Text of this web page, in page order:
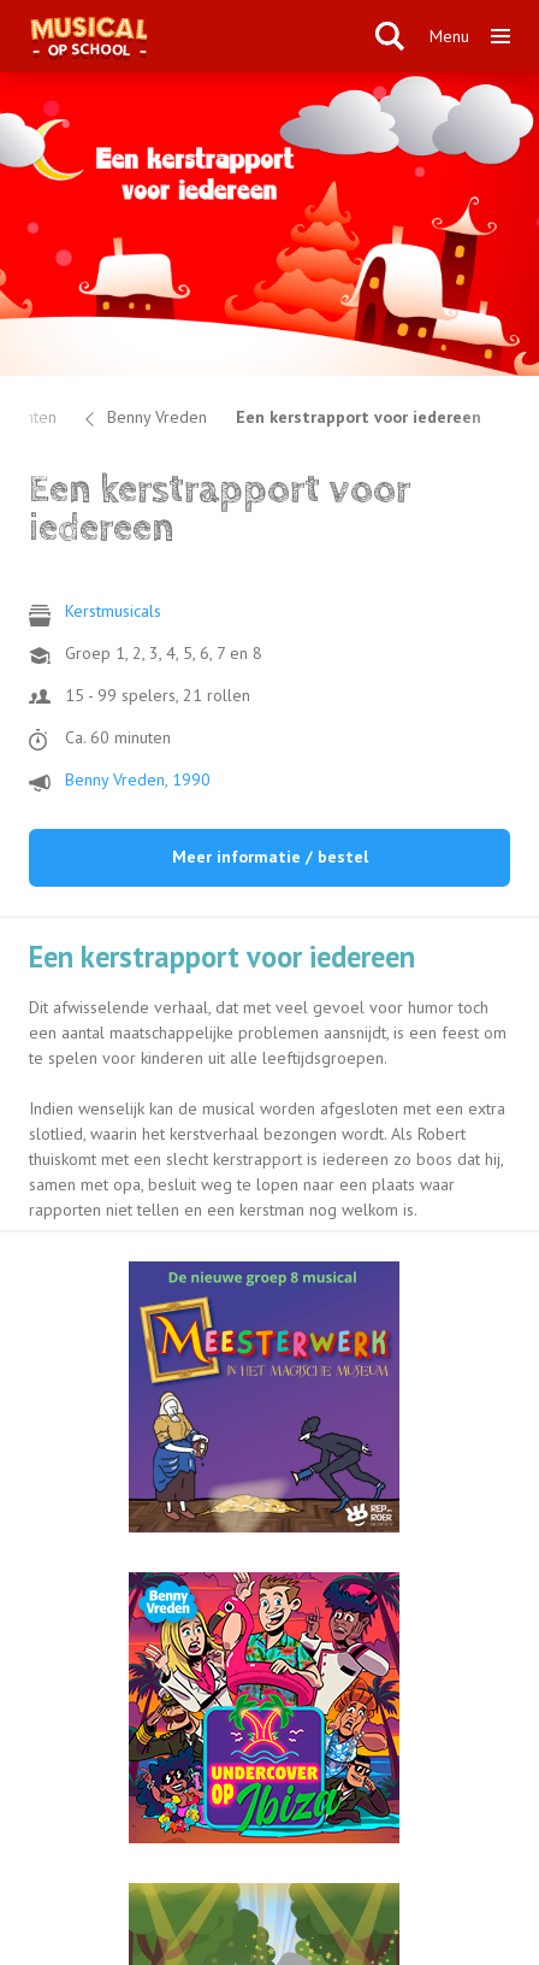
Menu
Benny Vreden Een kerstrapport voor iedereen
Een kerstrapport voor
iedereen
Kerstmusicals
Groep 1, 2, 3, 4, 5, 6, 7 en 8
15 - 99 spelers, 21 rollen
Ca. 60 minuten
Benny Vreden, 1990
Meer informatie / bestel
Een kerstrapport voor iedereen
Dit afwisselende verhaal, dat met veel gevoel voor humor toch
een aantal maatschappelijke problemen aansnijdt, is een feest om
te spelen voor kinderen uit alle leeftijdsgroepen.
Indien wenselijk kan de musical worden afgesloten met een extra
slotlied, waarin het kerstverhaal bezongen wordt. Als Robert
thuiskomt met een slecht kerstrapport is iedereen zo boos dat hij,
samen met opa, besluit weg te lopen naar een plaats waar
rapporten niet tellen en een kerstman nog welkom is.